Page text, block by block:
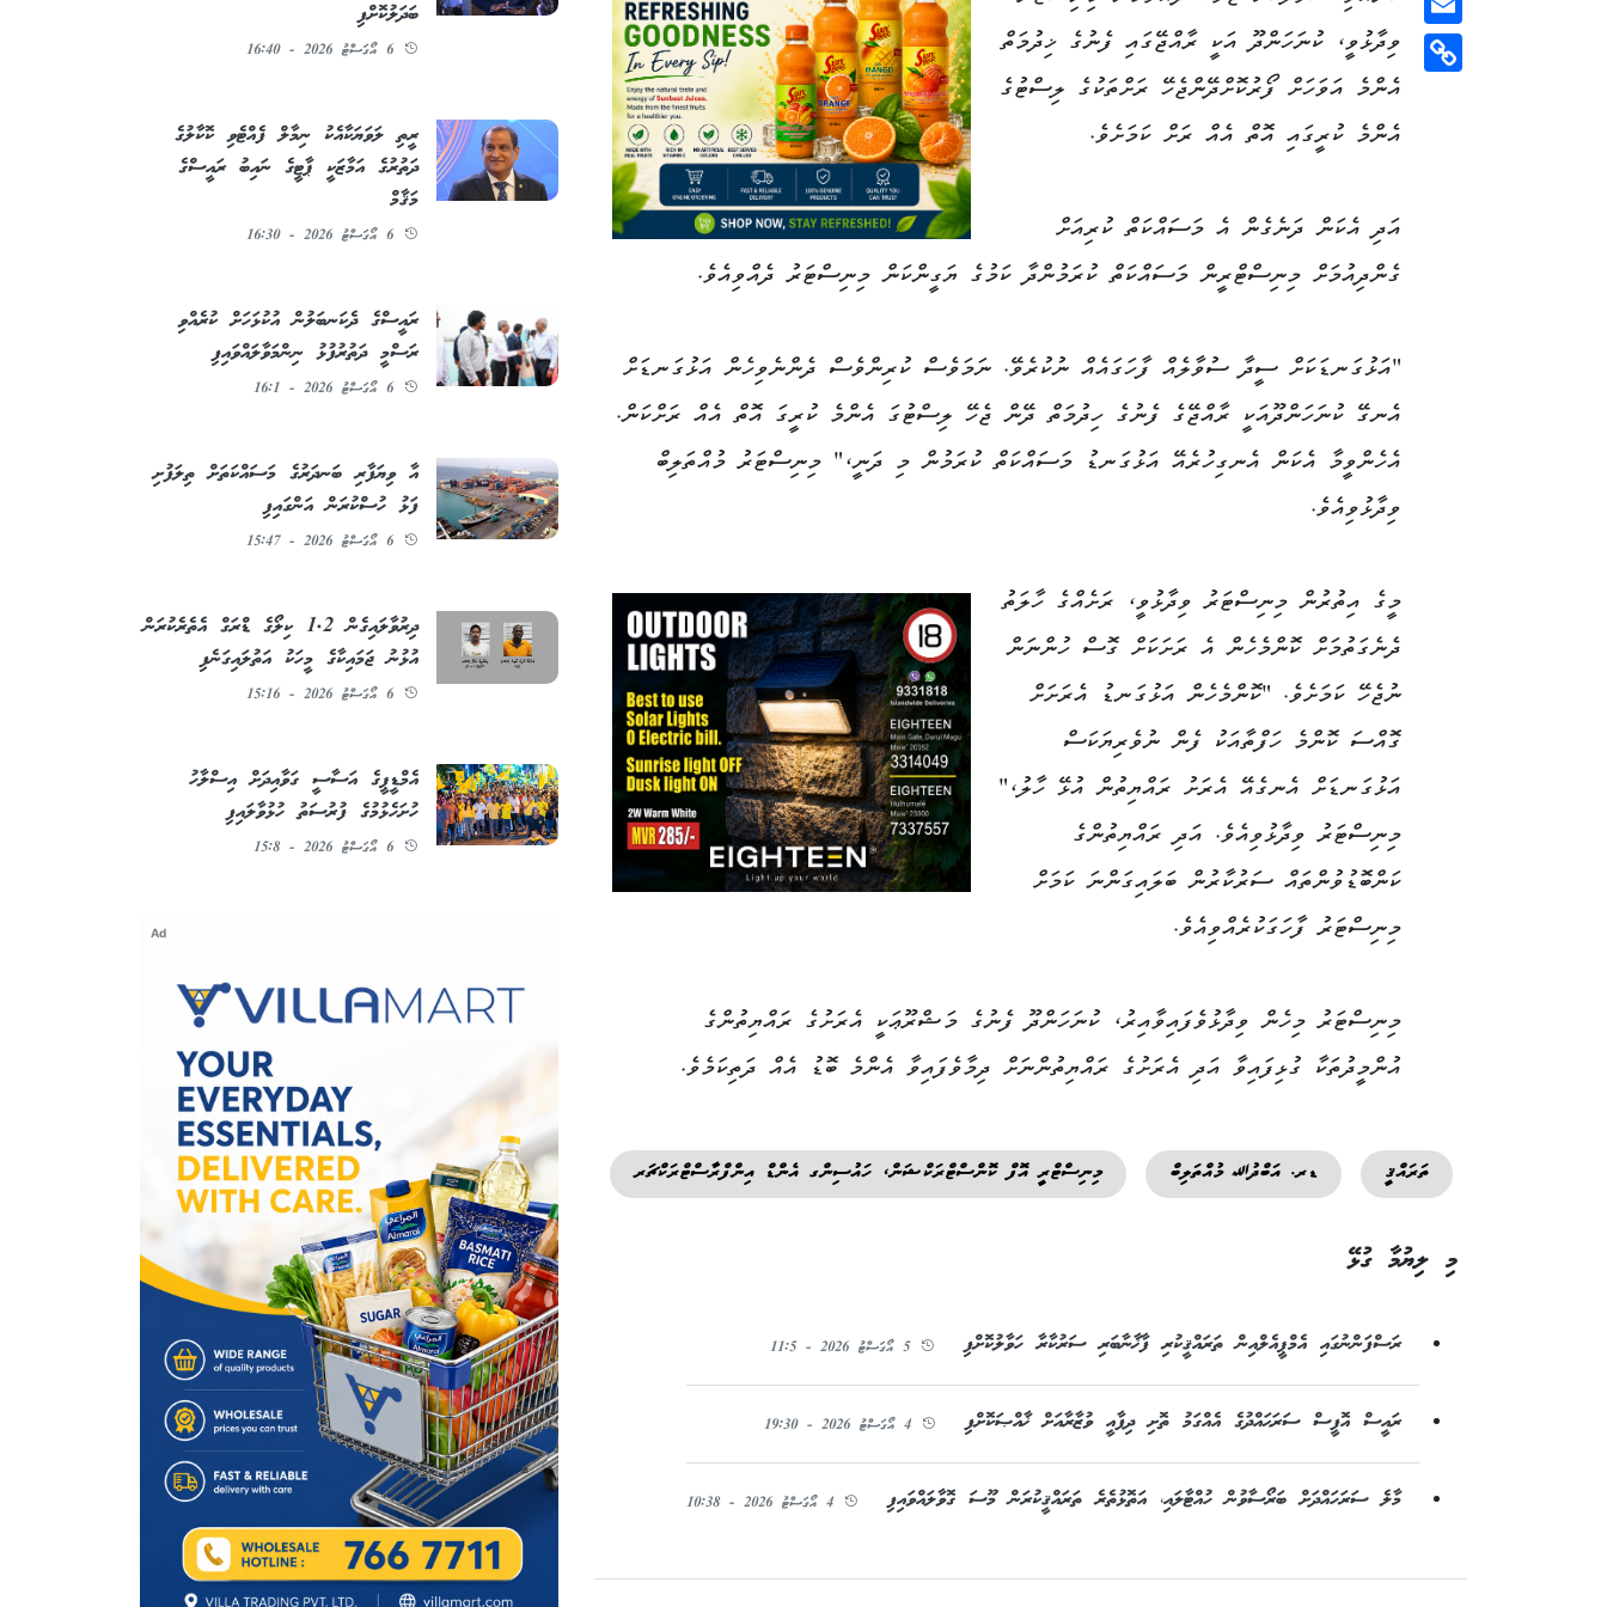
Email
Copy
Link
ވިދާޅުވީ، ކުނަހަންދޫ އަކީ ރާއްޖޭގައި ފެނުގެ ޚިދުމަތް
އެންމެ އަވަހަށް ފޯރުކޮށްދޭންޖެހޭ ރަށްތަކުގެ ލިސްޓުގެ
އެންމެ ކުރީގައި އޮތް އެއް ރަށް ކަމަށެވެ.
އަދި އެކަން ދަނެގެން އެ މަސައްކަތް ކުރިއަށް
ގެންދިއުމަށް މިނިސްޓްރީން މަސައްކަތް ކުރަމުންދާ ކަމުގެ ޔަގީންކަން މިނިސްޓަރު ދެއްވިއެވެ.
"އަޅުގަނޑަކަށް ސީދާ ސުވާލެއް ފާހަގައެއް ނުކުރެވޭ. ނަމަވެސް ކުރިންވެސް ދެންނެވިހެން އަޅުގަނޑަށް
އެނގޭ ކުނަހަންދޫއަކީ ރާއްޖޭގެ ފެނުގެ ހިދުމަތް ދޭން ޖެހޭ ލިސްޓުގަ އެންމެ ކުރީގަ އޮތް އެއް ރަށްކަން.
އެހެންވީމާ އެކަން އެނގިހުރެއޭ އަޅުގަނޑު މަސައްކަތް ކުރަމުން މި ދަނީ،" މިނިސްޓަރު މުއްތަލިބް
ވިދާޅުވިއެވެ.
މީގެ އިތުރުން މިނިސްޓަރު ވިދާޅުވީ، ރަށެއްގެ ހާލަތު
ދެނެގަތުމަށް ކޮންމެހެން އެ ރަށަކަށް ގޮސް ހުންނަން
ނުޖެހޭ ކަމަށެވެ. "ކޮންމެހެން އަޅުގަނޑު އެރަށަށް
ގޮއްސަ ކޮންމެ ހަފްތާއަކު ފެން ނުވެރިޔަކަސް
އަޅުގަނޑަށް އެނގެއޭ އެރަށު ރައްޔިތުން އުޅޭ ހާލު،"
މިނިސްޓަރު ވިދާޅުވިއެވެ. އަދި ރައްޔިތުންގެ
ކަންބޮޑުވުންތައް ސަރުކާރުން ބަލައިގަންނަ ކަމަށް
މިނިސްޓަރު ފާހަގަކުރެއްވިއެވެ.
މިނިސްޓަރު މިހެން ވިދާޅުވެފައިވާއިރު، ކުނަހަންދޫ ފެނުގެ މަޝްރޫޢަކީ އެރަށުގެ ރައްޔިތުންގެ
އުންމީދުތަކާ ގުޅިފައިވާ އަދި އެރަށުގެ ރައްޔިތުންނަށް ދިމާވެފައިވާ އެންމެ ބޮޑު އެއް ދަތިކަމެވެ.
ތަރައްޤީ ޑރ. އަބްދުﷲ މުއްތަލިބް މިނިސްޓްރީ އޮފް ކޮންސްޓްރަކްޝަން، ހައުސިންގ އެންޑް އިންފްރާސްޓްރަކްޗަރ
މި ލިޔުމާ ގުޅޭ
ރަސްފަންނުގައި އެމްޕީއެލްއިން ތަރައްޤީކުރި ފާޚާނާބަރި ސަރުކާރާ ހަވާލުކޮށްފި 5 އޯގަސްޓު 2026 - 11:5
ރައީސް އޮފީސް ސަރަޙައްދުގެ އެއްގަމު ތޮށި ދިފާއީ ވުޒާރާއަށް ޚާއްޞަކޮށްފި 4 އޯގަސްޓު 2026 - 19:30
މާލެ ސަރަހައްދަށް ބަރޯސާވުން ހުއްޓާލައި، އަތޮޅުތެރެ ތަރައްޤީކުރަން މޫސަ ގޮވާލައްވައިފި 4 އޯގަސްޓު 2026 - 10:38
ބަދަލުކޮށްފި
6 އޯގަސްޓު 2026 - 16:40
ރީތި ލަވަޔަކާއެކު ނިމާލް ފެއްޓެވި ކޮކާލުގެ
ދަތުރުގެ އަމާޒަކީ ޕާޓީގެ ނައިބު ރައީސްގެ
މަޤާމް
6 އޯގަސްޓު 2026 - 16:30
ރައީސްގެ ދެކަނބަލުން އުކުޅަހަށް ކުރެއްވި
ރަސްމީ ދަތުރުފުޅު ނިންމަވާލައްވައިފި
6 އޯގަސްޓު 2026 - 16:1
އާ ވިޔަފާރި ބަނދަރުގެ މަސައްކަތަށް ތިލަފުށި
ފަޅު ހުސްކުރަން އަންގައިފި
6 އޯގަސްޓު 2026 - 15:47
ދިރުވާލައިގެން 1.2 ކިލޯގެ ޑްރަގް އެތެރެކުރަން
އުޅުނު ޖަމައިކާގެ މީހަކު އަތުލައިގަނެފި
6 އޯގަސްޓު 2026 - 15:16
އެމްޑީޕީގެ އަސާސީ ގަވާއިދަށް އިސްލާހު
ހުށަހެޅުމުގެ ފުރުސަތު ހުޅުވާލައިފި
6 އޯގަސްޓު 2026 - 15:8
Ad